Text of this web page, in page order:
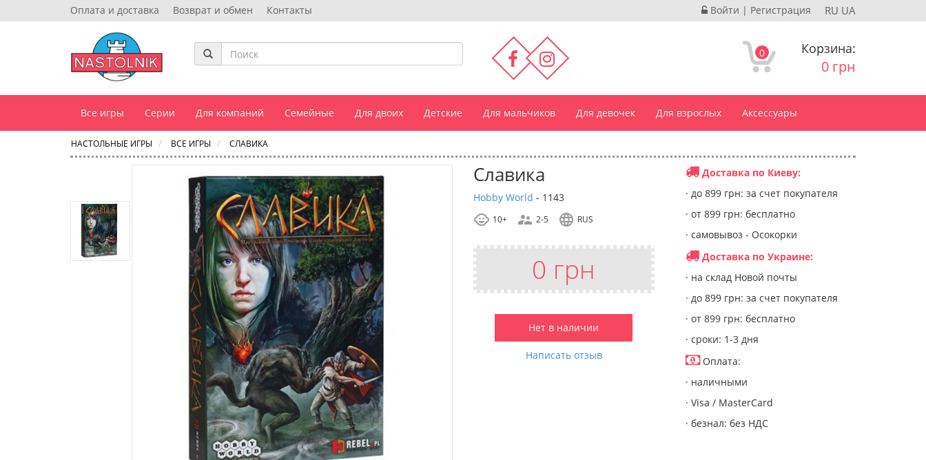
Оплата и доставка Возврат и обмен Контакты Войти | Регистрация RU UA
0 Корзина:
0 грн
Все игры Серии Для компаний Семейные Для двоих Детские Для мальчиков Для девочек Для взрослых Аксессуары
НАСТОЛЬНЫЕ ИГРЫ ВСЕ ИГРЫ СЛАВИКА
Славика
Hobby World - 1143
10+ 2-5 RUS
0 грн
Нет в наличии
Написать отзыв
Доставка по Киеву:
· до 899 грн: за счет покупателя
· от 899 грн: бесплатно
· самовывоз - Осокорки
Доставка по Украине:
· на склад Новой почты
· до 899 грн: за счет покупателя
· от 899 грн: бесплатно
· сроки: 1-3 дня
Оплата:
· наличными
· Visa / MasterCard
· безнал: без НДС